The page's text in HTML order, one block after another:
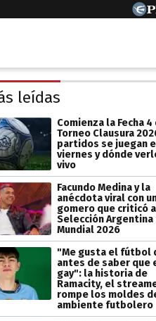
leídas
Comienza la Fecha
Torneo Clausura
partidos se juegan
viernes y dónde
vivo
Facundo Medina y la
anécdota viral con
gomero que criticó
Selección
Mundial 2026
"Me gusta el fútbol
antes de saber que
gay": la historia de
Ramacity, el
rompe los moldes
ambiente futbolero